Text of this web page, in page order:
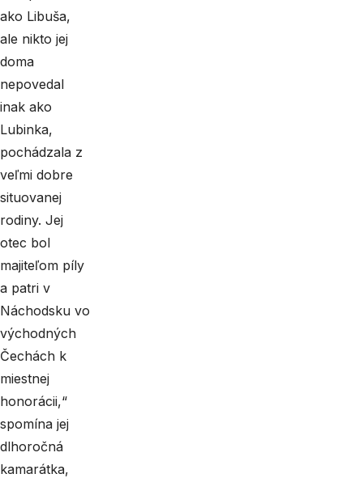
ako Libuša,
ale nikto jej
doma
nepovedal
inak ako
Lubinka,
pochádzala z
veľmi dobre
situovanej
rodiny. Jej
otec bol
majiteľom píly
a patri v
Náchodsku vo
východných
Čechách k
miestnej
honorácii,“
spomína jej
dlhoročná
kamarátka,